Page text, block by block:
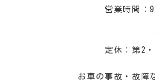
営業時間：
13:00
定休：第2
お車の事故・故障